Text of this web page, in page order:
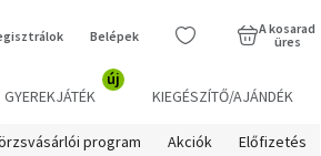
Belépek
A kosarad
üres
GYEREKJÁTÉK
új
KIEGÉSZÍTŐ/AJÁNDÉK
program Akciók Előfizetés